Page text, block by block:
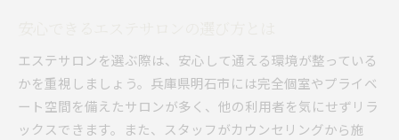
エステサロンを選ぶ際は、安心して通える環境が整っている
かを重視しましょう。兵庫県明石市には完全個室やプライベ
ート空間を備えたサロンが多く、他の利用者を気にせずリラ
ックスできます。また、スタッフがカウンセリングから施